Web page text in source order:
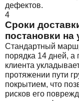
дефектов.
4
Сроки
постановки на
Стандартный
порядка 14 дней, а
клиента
протяжении пути
покрытием, что
рисков его